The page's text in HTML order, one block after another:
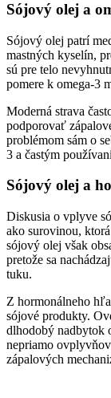
Sójový olej a
Sójový olej patrí
mastných kyselín,
sú pre telo
pomere k omega-3
Moderná strava
podporovať
problémom sám o
3 a častým
Sójový olej a
Diskusia o vplyve
ako surovinou,
sójový olej však
pretože sa
tuku.
Z hormonálneho
sójové produkty.
dlhodobý nadbytok
nepriamo
zápalových